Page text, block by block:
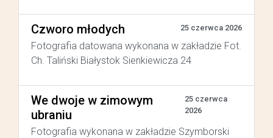
Czworo młodych 25 czerwca 2026
Fotografia datowana wykonana w zakładzie Fot.
Ch. Taliński Białystok Sienkiewicza 24
We dwoje w zimowym
ubraniu
25 czerwca
2026
Fotografia wykonana w zakładzie Szymborski